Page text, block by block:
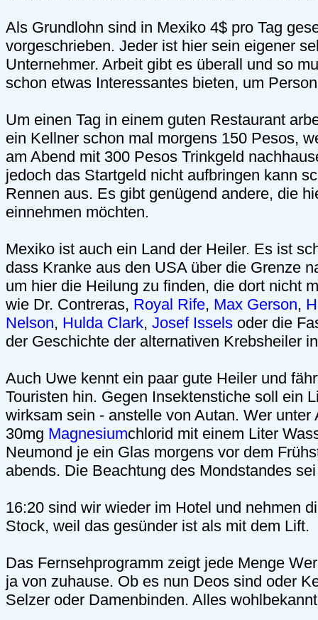
Als Grundlohn sind in Mexiko 4$ pro Tag
vorgeschrieben. Jeder ist hier sein eigener
Unternehmer. Arbeit gibt es überall und so
schon etwas Interessantes bieten, um
Um einen Tag in einem guten Restaurant
ein Kellner schon mal morgens 150 Pesos,
am Abend mit 300 Pesos Trinkgeld
jedoch das Startgeld nicht aufbringen kann
Rennen aus. Es gibt genügend andere, die
einnehmen möchten.
Mexiko ist auch ein Land der Heiler. Es ist
dass Kranke aus den USA über die Grenze
um hier die Heilung zu finden, die dort nicht
wie Dr. Contreras, Royal Rife, Max Gerson,
Nelson, Hulda Clark, Josef Issels oder die
der Geschichte der alternativen Krebsheiler
Auch Uwe kennt ein paar gute Heiler und
Touristen hin. Gegen Insektenstiche soll ein
wirksam sein - anstelle von Autan. Wer unter
30mg Magnesiumchlorid mit einem Liter
Neumond je ein Glas morgens vor dem
abends. Die Beachtung des Mondstandes
16:20 sind wir wieder im Hotel und nehmen
Stock, weil das gesünder ist als mit dem Lift.
Das Fernsehprogramm zeigt jede Menge
ja von zuhause. Ob es nun Deos sind oder
Selzer oder Damenbinden. Alles